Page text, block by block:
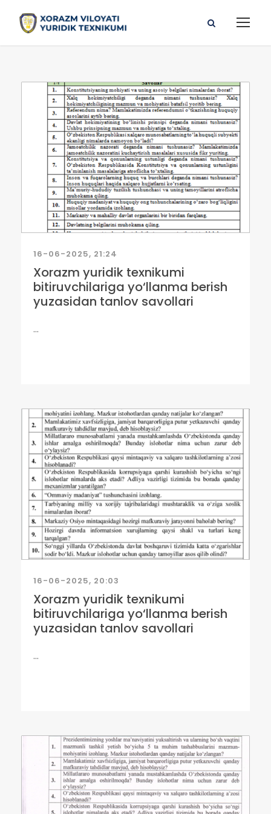
16-06-2025, 21:24
Xorazm yuridik texnikumi
bitiruvchilariga yo‘llanma berish
yuzasidan tanlov savollari
...
16-06-2025, 20:03
Xorazm yuridik texnikumi
bitiruvchilariga yo‘llanma berish
yuzasidan tanlov savollari
...